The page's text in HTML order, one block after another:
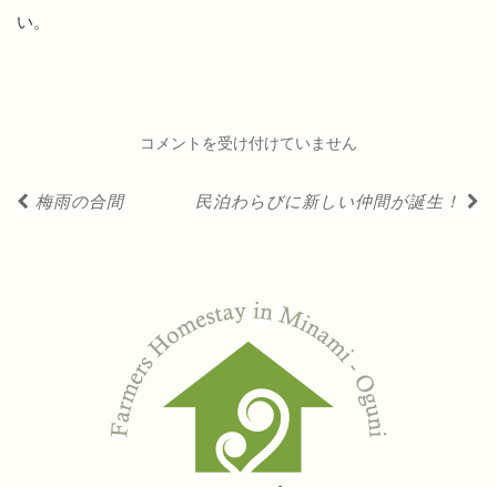
い。
夏
コメントを受け付けていません
投梅雨の合間 民泊わらびに新しい仲間が誕生！